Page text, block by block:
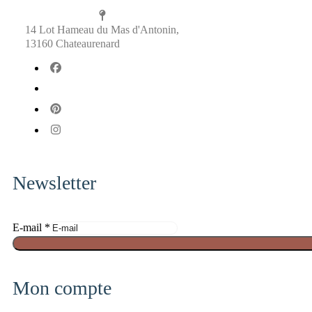
14 Lot Hameau du Mas d'Antonin,
13160 Chateaurenard
Newsletter
E
-
i
E-mail *
Mon compte